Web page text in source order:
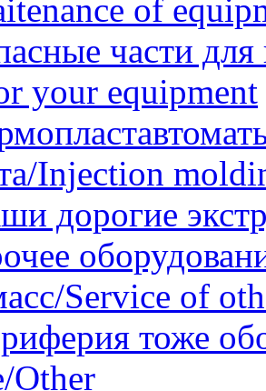
of
части для
your equipment
Injection
дорогие
Service of
тоже
Other